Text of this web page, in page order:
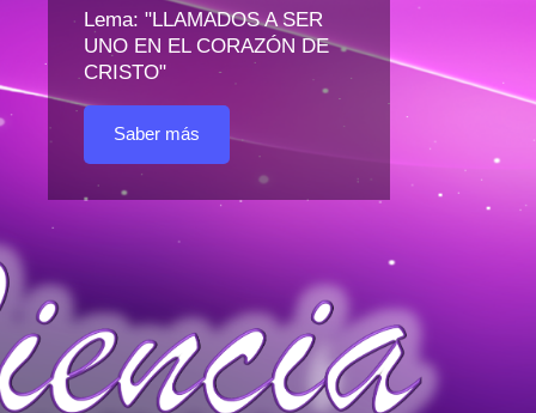
Lema: "LLAMADOS A SER
UNO EN EL CORAZÓN DE
CRISTO"
Saber más